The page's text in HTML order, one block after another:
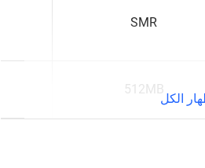
SMR
512MB
الكل